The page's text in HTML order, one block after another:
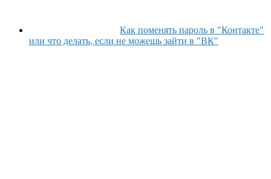
Как поменять пароль в "Контакте"
или что делать, если не можешь зайти в "ВК"